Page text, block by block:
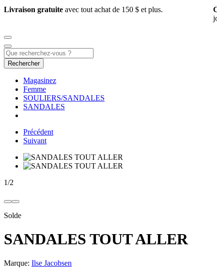
Livraison gratuite avec tout achat de 150 $ et plus.
Rechercher
Magasinez
Femme
SOULIERS/SANDALES
SANDALES
Précédent
Suivant
1/2
Solde
SANDALES TOUT ALLER
Marque: Ilse Jacobsen